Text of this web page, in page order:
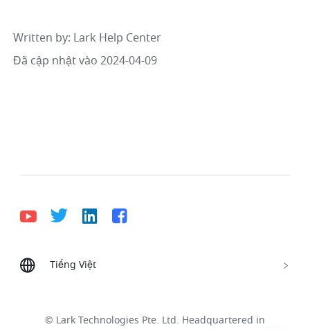
Written by: Lark Help Center
Đã cập nhật vào 2024-04-09
Tiếng Việt
Tiếng Việt
ไทย 한국어 日本語 中文
© Lark Technologies Pte. Ltd. Headquartered in